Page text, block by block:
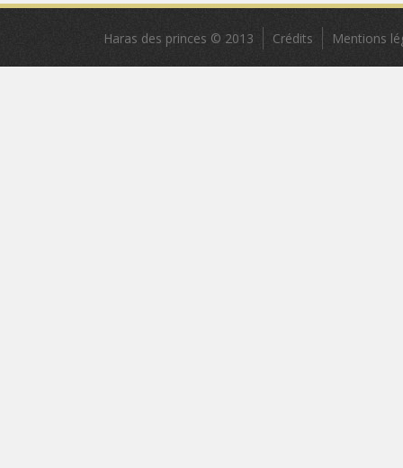
Haras des princes © 2013 Crédits Mentions